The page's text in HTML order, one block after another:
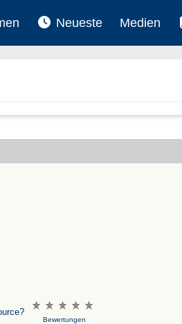
Neueste Medien
Bewertungen